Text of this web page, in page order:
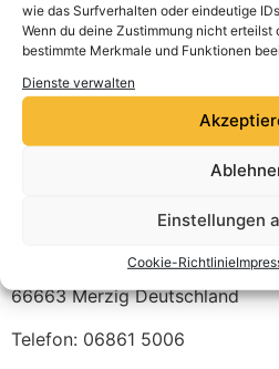
wie das Surfverhalten oder eindeutige
Wenn du deine Zustimmung nicht
bestimmte Merkmale und Funktionen
Dienste verwalten
Einstellungen
Cookie-Richtlinie
Hochwaldstraße 37
66663MerzigDeutschland
Telefon: 06861 5006